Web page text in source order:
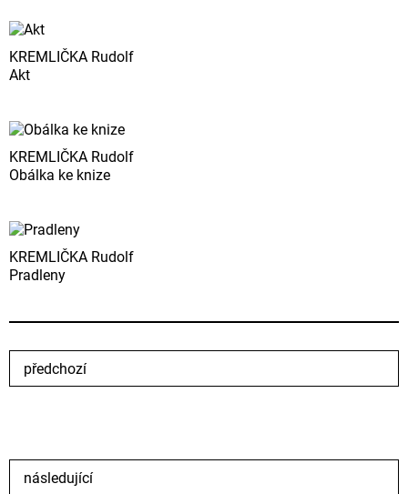
KREMLIČKA Rudolf
Akt
KREMLIČKA Rudolf
Obálka ke knize
KREMLIČKA Rudolf
Pradleny
předchozí
následující